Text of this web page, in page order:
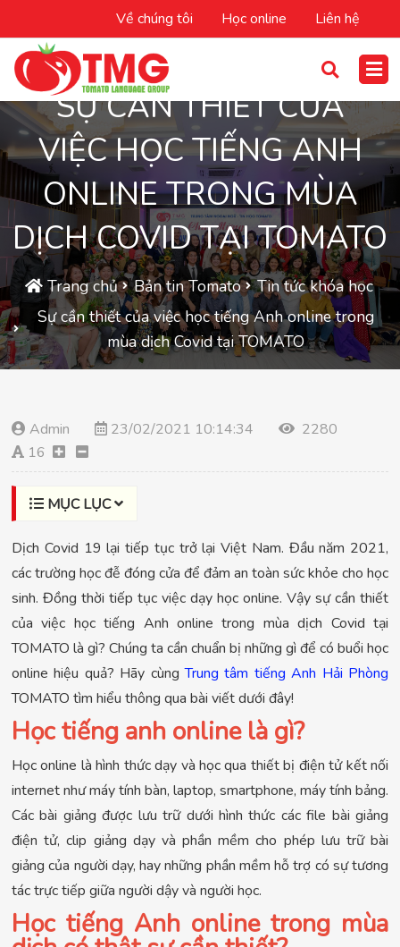
Về chúng tôi Học online Liên hệ
SỰ CẦN THIẾT CỦA
VIỆC HỌC TIẾNG ANH
ONLINE TRONG MÙA
DỊCH COVID TẠI TOMATO
Trang chủ Bản tin Tomato
Tin tức khóa học
Sự cần thiết của việc học tiếng Anh online trong
mùa dịch Covid tại TOMATO
Admin 23/02/2021 10:14:34
2280
16
MỤC LỤC
Dịch Covid 19 lại tiếp tục trở lại Việt Nam. Đầu năm 2021,
các trường học đễ đóng cửa để đảm an toàn sức khỏe cho học
sinh. Đồng thời tiếp tục việc dạy học online. Vậy sự cần thiết
của việc học tiếng Anh online trong mùa dịch Covid tại
TOMATO là gì? Chúng ta cần chuẩn bị những gì để có buổi học
online hiệu quả? Hãy cùngTrung tâm tiếng Anh Hải Phòng
TOMATO tìm hiểu thông qua bài viết dưới đây!
Học tiếng anh online là gì?
Học online là hình thức dạy và học qua thiết bị điện tử kết nối
internet như máy tính bàn, laptop, smartphone, máy tính bảng.
Các bài giảng được lưu trữ dưới hình thức các file bài giảng
điện tử, clip giảng dạy và phần mềm cho phép lưu trữ bài
giảng của người dạy, hay những phần mềm hỗ trợ có sự tương
tác trực tiếp giữa người dậy và người học.
Học tiếng Anh online trong mùa